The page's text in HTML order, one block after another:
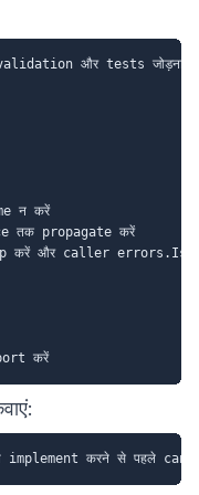
और tests जोड़ना।
न करें
तक propagate करें
करें और caller errors.Is